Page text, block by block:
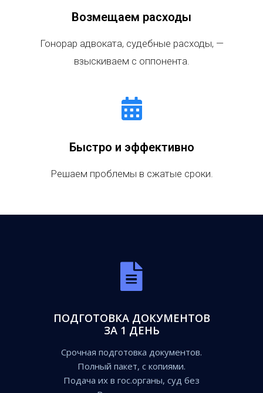
Быстро и эффективно
Решаем проблемы в сжатые сроки.
Возмещаем расходы
Гонорар адвоката, судебные расходы, —
взыскиваем с оппонента.
ПОДГОТОВКА ДОКУМЕНТОВ
ЗА 1 ДЕНЬ
Срочная подготовка документов.
Полный пакет, с копиями.
Подача их в гос.органы, суд без